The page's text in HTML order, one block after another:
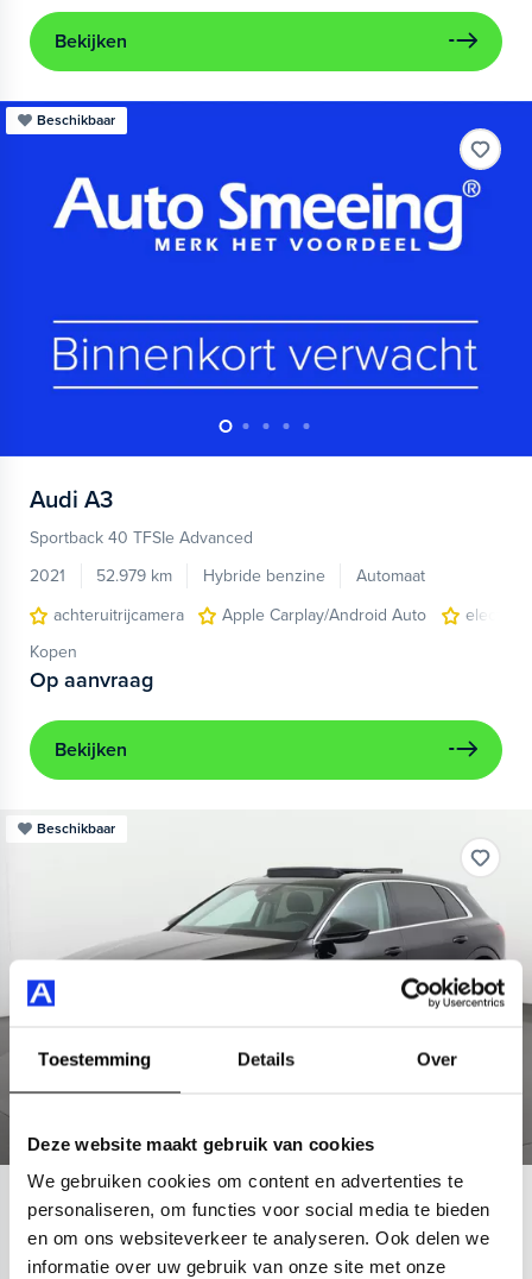
Toestemming Details Over
Deze website maakt gebruik van cookies
We gebruiken cookies om content en advertenties te
personaliseren, om functies voor social media te bieden
en om ons websiteverkeer te analyseren. Ook delen we
informatie over uw gebruik van onze site met onze
Bekijken
Beschikbaar
Audi A3
Sportback 40 TFSIe Advanced
2021
52.979 km Hybride benzine
Automaat
achteruitrijcamera
Apple Carplay/Android Auto
Kopen
Op aanvraag
Bekijken
Beschikbaar
Audi e-tron
55 quattro Advanced 95 kWh